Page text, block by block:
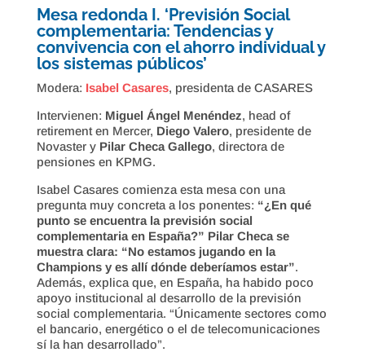
Mesa redonda I. ‘Previsión Social
complementaria: Tendencias y
convivencia con el ahorro individual y
los sistemas públicos’
Modera: Isabel Casares, presidenta de CASARES
Intervienen: Miguel Ángel Menéndez, head of
retirement en Mercer, Diego Valero, presidente de
Novaster y Pilar Checa Gallego, directora de
pensiones en KPMG.
Isabel Casares comienza esta mesa con una
pregunta muy concreta a los ponentes: “¿En qué
punto se encuentra la previsión social
complementaria en España?” Pilar Checa se
muestra clara: “No estamos jugando en la
Champions y es allí dónde deberíamos estar”.
Además, explica que, en España, ha habido poco
apoyo institucional al desarrollo de la previsión
social complementaria. “Únicamente sectores como
el bancario, energético o el de telecomunicaciones
sí la han desarrollado”.